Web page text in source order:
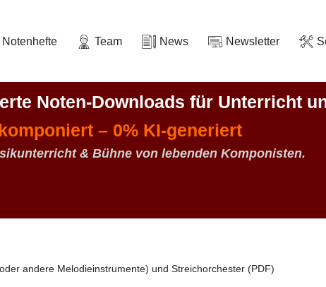
Notenhefte Team News Newsletter
Noten-Downloads für Unterricht
– 0% KI-generiert
& Bühne von lebenden Komponisten.
andere Melodieinstrumente) und Streichorchester (PDF)